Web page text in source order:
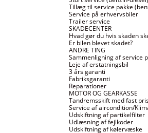
Tillæg til service pakke
Service på erhvervsbiler
Trailer service
SKADECENTER
Hvad gør du hvis skaden
Er bilen blevet skadet?
ANDRE TING
Sammenligning af service
Leje af erstatningsbil
3 års garanti
Fabriksgaranti
Reparationer
MOTOR OG GEARKASSE
Tandremsskift med fast
Service af aircondition/
Udskiftning af partikelfilter
Udlæsning af fejlkoder
Udskiftning af kølervæske